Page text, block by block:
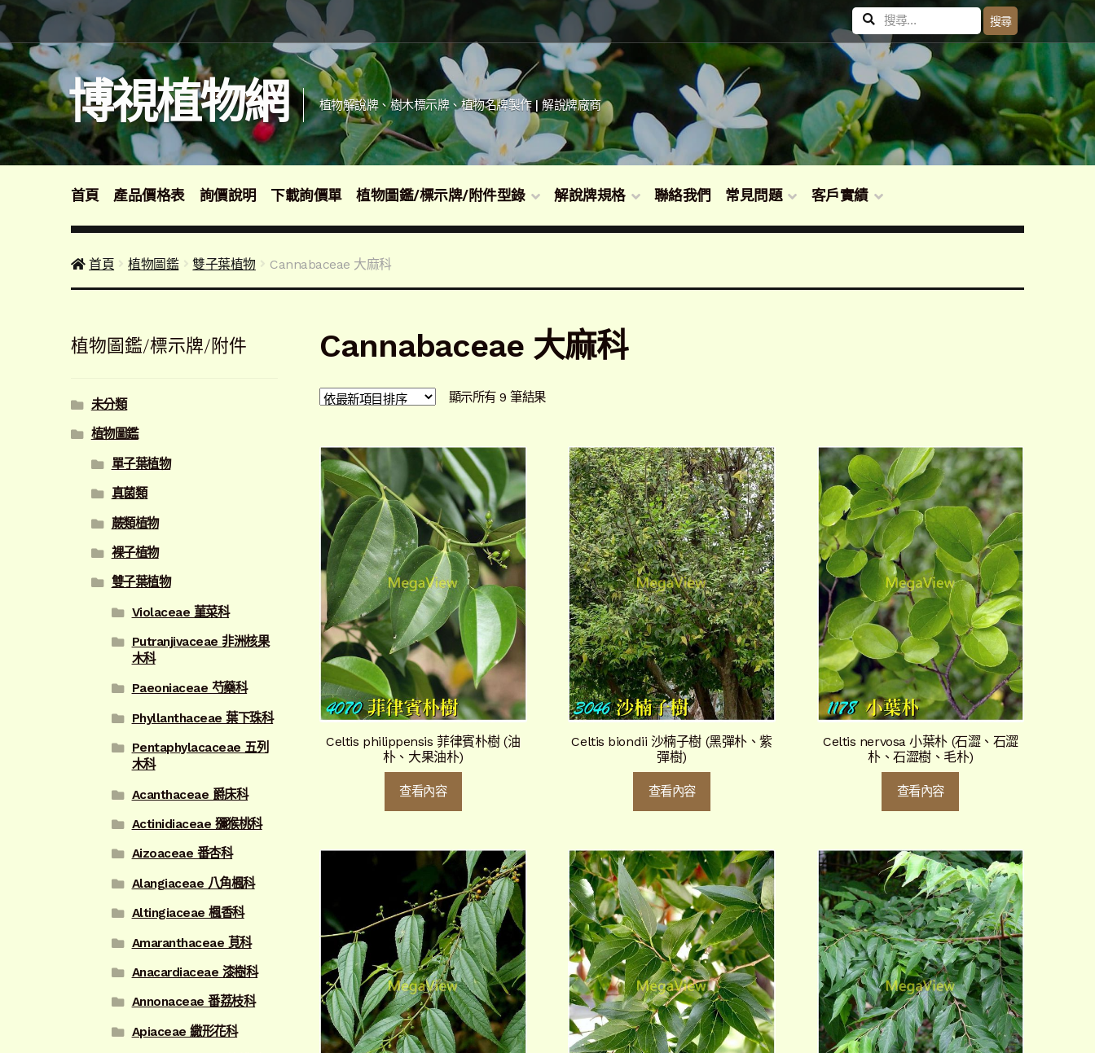
跳
至
導
覽
列
跳
至
主
要
內
容
搜
尋
關
鍵
字:
搜尋
博視植物網 植物解說牌、樹木標示牌、植物名牌製作 | 解說牌廠商
首頁 產品價格表 詢價說明 下載詢價單 植物圖鑑/標示牌/附件型錄 解說牌規格 聯絡我們 常見問題 客戶實績
首頁 植物圖鑑 雙子葉植物 Cannabaceae 大麻科
Cannabaceae 大麻科
顯示所有 9 筆結果依
Celtis philippensis 菲律賓朴樹 (油
朴、大果油朴)
查看內容
Celtis biondii 沙楠子樹 (黑彈朴、紫
彈樹)
查看內容
Celtis nervosa 小葉朴 (石澀、石澀
朴、石澀樹、毛朴)
查看內容
植物圖鑑/標示牌/附件
未分類
植物圖鑑
單子葉植物
真菌類
蕨類植物
裸子植物
雙子葉植物
Violaceae 菫菜科
Putranjivaceae 非洲核果
木科
Paeoniaceae 芍藥科
Phyllanthaceae 葉下珠科
Pentaphylacaceae 五列
木科
Acanthaceae 爵床科
Actinidiaceae 獼猴桃科
Aizoaceae 番杏科
Alangiaceae 八角楓科
Altingiaceae 楓香科
Amaranthaceae 莧科
Anacardiaceae 漆樹科
Annonaceae 番荔枝科
Apiaceae 繖形花科